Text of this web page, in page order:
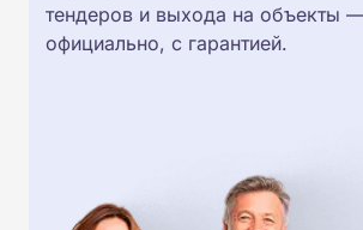
тендеров и выхода на объекты
официально, с гарантией.